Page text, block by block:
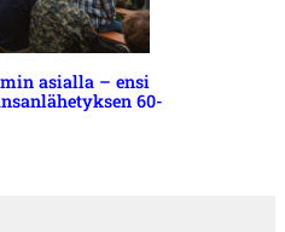
asialla – ensi
60-